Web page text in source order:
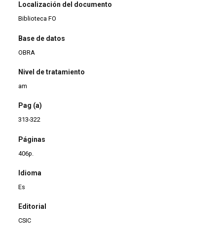
Localización del documento
Biblioteca FO
Base de datos
OBRA
Nivel de tratamiento
am
Pag (a)
313-322
Páginas
406p.
Idioma
Es
Editorial
CSIC